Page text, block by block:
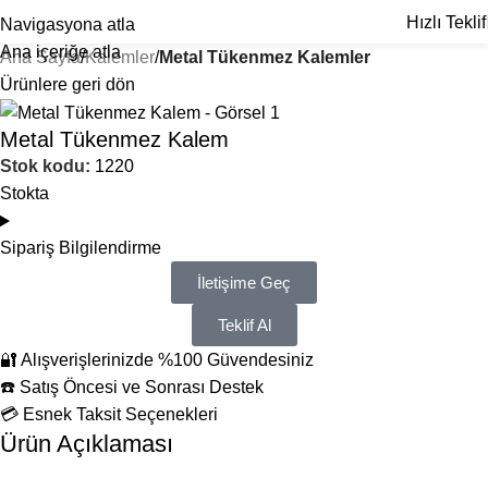
Navigasyona atla
Ana içeriğe atla
Hızlı Teklif
Ana Sayfa Kalemler Metal Tükenmez Kalemler
Ürünlere geri dön
Metal Tükenmez Kalem
Stok kodu: 1220
Stokta
Sipariş Bilgilendirme
İletişime Geç
Teklif Al
🔐 Alışverişlerinizde %100 Güvendesiniz
☎️ Satış Öncesi ve Sonrası Destek
💳 Esnek Taksit Seçenekleri
Ürün Açıklaması